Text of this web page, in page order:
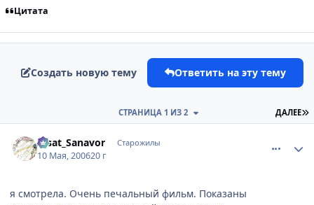
Цитата
Создать новую тему Ответить на эту тему
ДАЛЕЕ
СТРАНИЦА 1 ИЗ 2
Aisat_Sanavor Старожилы
10 Мая, 200620 г
я смотрела. Очень печальный фильм. Показаны